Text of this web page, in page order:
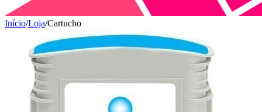
Início/Loja/Cartucho